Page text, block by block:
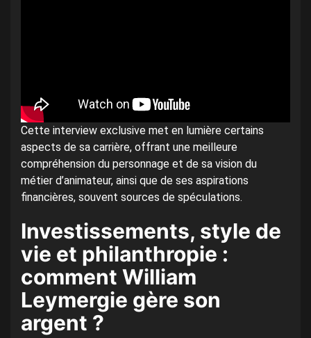
Cette interview exclusive met en lumière certains
aspects de sa carrière, offrant une meilleure
compréhension du personnage et de sa vision du
métier d’animateur, ainsi que de ses aspirations
financières, souvent sources de spéculations.
Investissements, style de
vie et philanthropie :
comment William
Leymergie gère son
argent ?